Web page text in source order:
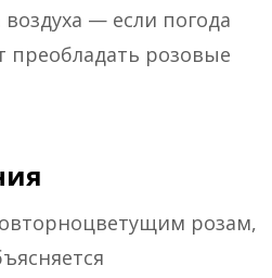
— если погода
преобладать розовые
розам,